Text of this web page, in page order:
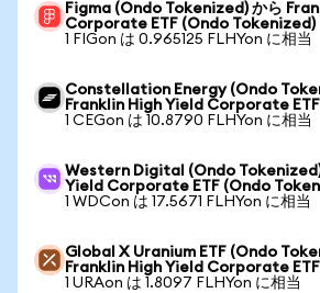
Figma (Ondo Tokenized) から
Corporate ETF (Ondo Tokenized)
1 FIGon は 0.965125 FLHYon に相当
Constellation Energy (Ondo
Franklin High Yield Corporate
1 CEGon は 10.8790 FLHYon に相当
Western Digital (Ondo
Yield Corporate ETF (Ondo
1 WDCon は 17.5671 FLHYon に相当
Global X Uranium ETF (Ondo
Franklin High Yield Corporate
1 URAon は 1.8097 FLHYon に相当